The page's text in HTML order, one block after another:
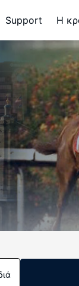
Support Η